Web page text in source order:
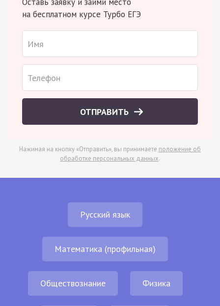
на бесплатном курсе Турбо ЕГЭ
ОТПРАВИТЬ
Нажимая на кнопку «Отправить», вы принимаете положение об
обработке персональных данных.
Русский язык
Математика (профильная)
Обществознание Физика